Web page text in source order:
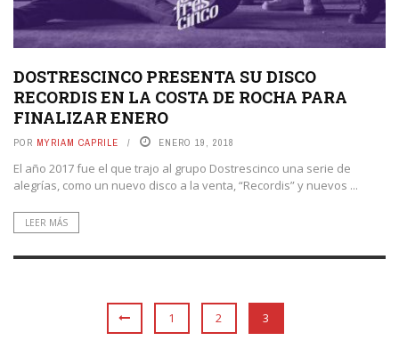
DOSTRESCINCO PRESENTA SU DISCO
RECORDIS EN LA COSTA DE ROCHA PARA
FINALIZAR ENERO
POR MYRIAM CAPRILE ENERO 19, 2018
El año 2017 fue el que trajo al grupo Dostrescinco una serie de
alegrías, como un nuevo disco a la venta, “Recordis” y nuevos ...
LEER MÁS
1 2 3